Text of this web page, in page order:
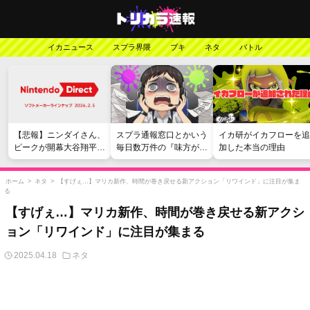
イカニュース スプラ界隈 ブキ ネタ バトル
【悲報】ニンダイさん、
ピークが開幕大谷翔平の
がっかりダイレクトだっ
たと言われてしまう
スプラ通報窓口とかいう
毎日数万件の『味方が弱
い』愚痴を読まされる苦
行
イカ研がイカフローを追
加した本当の理由
ホーム > ネタ >
【すげぇ…】マリカ新作、時間が巻き戻せる新アクション「リワインド」に注目が集ま
る
【すげぇ…】マリカ新作、時間が巻き戻せる新アクシ
ョン「リワインド」に注目が集まる
2025.04.18 ネタ